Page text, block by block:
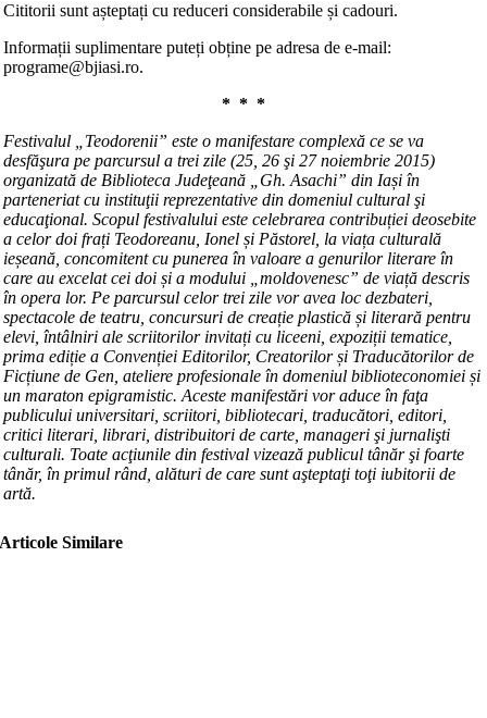
Cititorii sunt așteptați cu reduceri considerabile și cadouri.
Informații suplimentare puteți obține pe adresa de e-mail:
programe@bjiasi.ro.
* * *
Festivalul „Teodorenii” este o manifestare complexă ce se va
desfăşura pe parcursul a trei zile (25, 26 şi 27 noiembrie 2015)
organizată de Biblioteca Judeţeană „Gh. Asachi” din Iași în
parteneriat cu instituţii reprezentative din domeniul cultural şi
educaţional. Scopul festivalului este celebrarea contribuției deosebite
a celor doi frați Teodoreanu, Ionel și Păstorel, la viața culturală
ieșeană, concomitent cu punerea în valoare a genurilor literare în
care au excelat cei doi și a modului „moldovenesc” de viață descris
în opera lor. Pe parcursul celor trei zile vor avea loc dezbateri,
spectacole de teatru, concursuri de creație plastică și literară pentru
elevi, întâlniri ale scriitorilor invitați cu liceeni, expoziții tematice,
prima ediție a Convenției Editorilor, Creatorilor și Traducătorilor de
Ficțiune de Gen, ateliere profesionale în domeniul biblioteconomiei și
un maraton epigramistic. Aceste manifestări vor aduce în faţa
publicului universitari, scriitori, bibliotecari, traducători, editori,
critici literari, librari, distribuitori de carte, manageri şi jurnalişti
culturali. Toate acţiunile din festival vizează publicul tânăr şi foarte
tânăr, în primul rând, alături de care sunt aşteptaţi toţi iubitorii de
artă.
Articole Similare